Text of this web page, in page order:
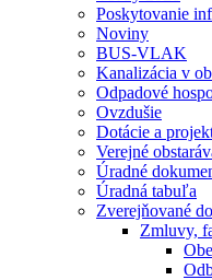
Poskytovanie
Noviny
BUS-VLAK
Kanalizácia v
Odpadové
Ovzdušie
Dotácie a
Verejné
Úradné
Úradná tabuľa
Zverejňované
Zmluvy,